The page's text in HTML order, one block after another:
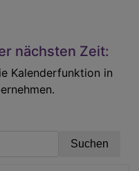
nächsten Zeit:
Kalenderfunktion in